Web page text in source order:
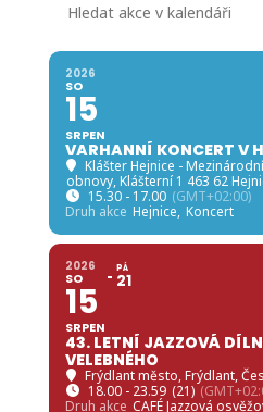
Kalendář akcí
Hledat akce v kalendáři
2026
SO
15
SRPEN
VARHANNÍ KONCERT V
Klášter Hejnice -
obnovy
15.30 - 17.00 (GMT+02:00)
Druh akce Hejnice,